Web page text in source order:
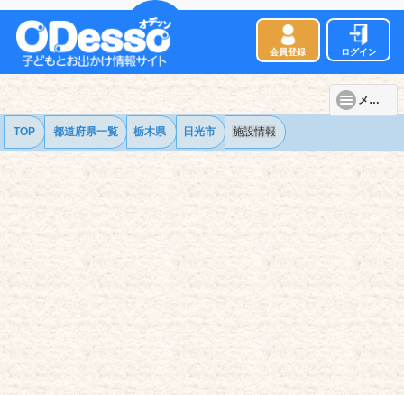
会員登録 ログイン
メニュー
TOP 都道府県一覧 栃木県 日光市 施設情報